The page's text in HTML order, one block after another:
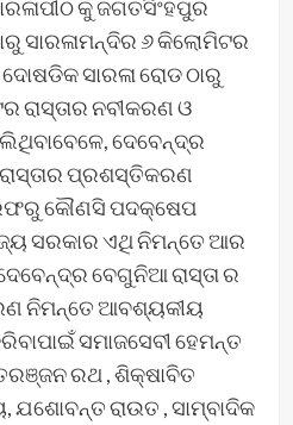
କୁ ଜଗତସିଂହପୁର
ସାରଳାମନ୍ଦିର ୬ କିଲୋମିଟର
ଦୋଷଡିକ ସାରଳା ରୋଡ ଠାରୁ
ରାସ୍ତାର ନବୀକରଣ ଓ
ଦେବେନ୍ଦ୍ର
ପ୍ରଶସ୍ତିକରଣ
କୌଣସି ପଦକ୍ଷେପ
ସରକାର ଏଥି ନିମନ୍ତେ ଆର
ବେଗୁନିଆ ରାସ୍ତା ର
ନିମନ୍ତେ ଆବଶ୍ୟକୀୟ
ସମାଜସେବୀ ହେମନ୍ତ
ରଥ , ଶିକ୍ଷାବିତ
ଯଶୋବନ୍ତ ରାଉତ , ସାମ୍ବାଦିକ